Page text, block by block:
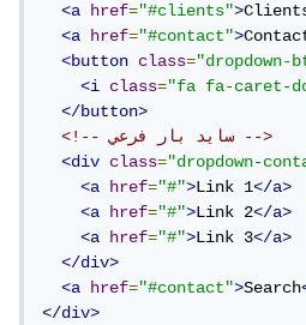
<a
href="#clients">
<a
href="#contact">
<button
class="dropdown-
<i
class="fa fa-caret-
</button>
<!-- سايد بار فرعي -->
<div
class="dropdown-
<a
href="#">Link 1</a>
<a
href="#">Link 2</a>
<a
href="#">Link 3</a>
</div>
<a
href="#contact">Search
</div>